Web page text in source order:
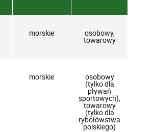
morskie osobowy,
towarowy
morskie osobowy
(tylko dla
pływań
sportowych),
towarowy
(tylko dla
rybołówstwa
polskiego)